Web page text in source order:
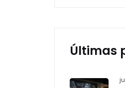
Últimas